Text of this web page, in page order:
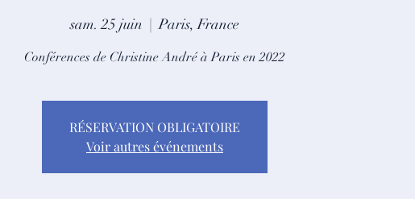
sam. 25 juin
  |
Paris, France
Conférences de Christine André à Paris en 2022
RÉSERVATION OBLIGATOIRE
Voir autres événements